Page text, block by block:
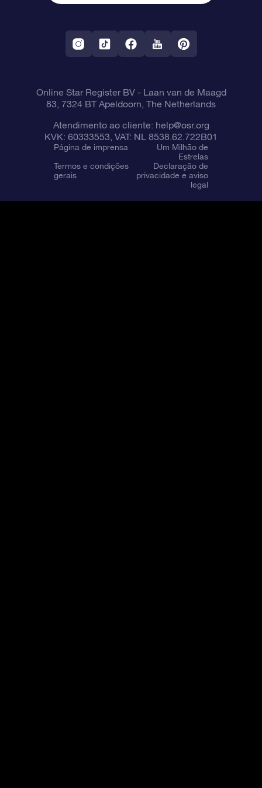
Aplicativo RV Fly me to the stars
Constelações
Online Star Register BV- Laan van de Maagd
83, 7324 BT Apeldoorn, The Netherlands
Atendimento ao cliente: help@osr.org
KVK: 60333553, VAT: NL 8538.62.722B01
Página de imprensa
Um Milhão de
Estrelas
Termos e condições
gerais
Declaração de
privacidade e aviso
legal